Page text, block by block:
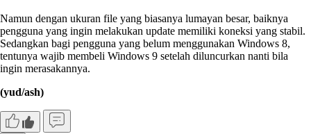
Namun dengan ukuran file yang biasanya lumayan besar, baiknya
pengguna yang ingin melakukan update memiliki koneksi yang stabil.
Sedangkan bagi pengguna yang belum menggunakan Windows 8,
tentunya wajib membeli Windows 9 setelah diluncurkan nanti bila
ingin merasakannya.
(yud/ash)